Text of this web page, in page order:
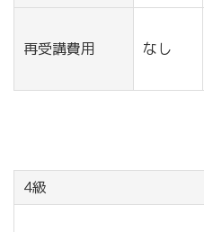
再受講費用 なし
4級